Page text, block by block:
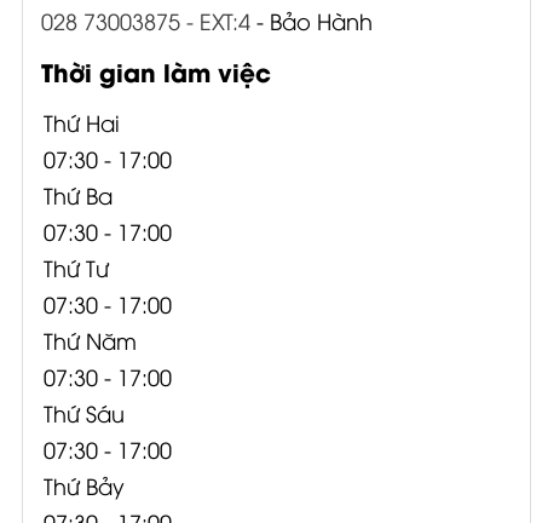
028 73003875 - EXT:4- Bảo Hành
Thời gian làm việc
Thứ Hai
07:30 - 17:00
Thứ Ba
07:30 - 17:00
Thứ Tư
07:30 - 17:00
Thứ Năm
07:30 - 17:00
Thứ Sáu
07:30 - 17:00
Thứ Bảy